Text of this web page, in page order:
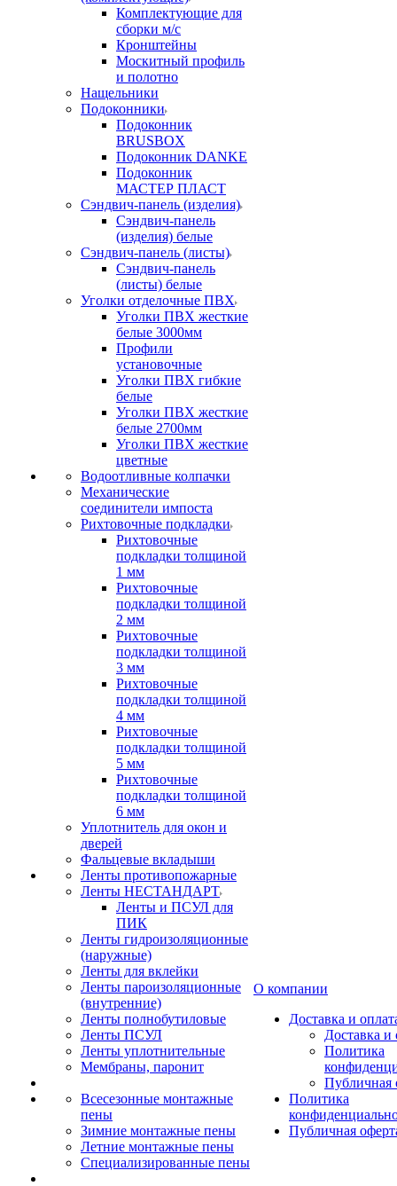
Комплектующие для
сборки м/с
Кронштейны
Москитный профиль
и полотно
Нащельники
Подоконники
Подоконник
BRUSBOX
Подоконник DANKE
Подоконник
МАСТЕР ПЛАСТ
Сэндвич-панель (изделия)
Сэндвич-панель
(изделия) белые
Сэндвич-панель (листы)
Сэндвич-панель
(листы) белые
Уголки отделочные ПВХ
Уголки ПВХ жесткие
белые 3000мм
Профили
установочные
Уголки ПВХ гибкие
белые
Уголки ПВХ жесткие
белые 2700мм
Уголки ПВХ жесткие
цветные
Водоотливные колпачки
Механические
соединители импоста
Рихтовочные подкладки
Рихтовочные
подкладки толщиной
1 мм
Рихтовочные
подкладки толщиной
2 мм
Рихтовочные
подкладки толщиной
3 мм
Рихтовочные
подкладки толщиной
4 мм
Рихтовочные
подкладки толщиной
5 мм
Рихтовочные
подкладки толщиной
6 мм
Уплотнитель для окон и
дверей
Фальцевые вкладыши
Ленты противопожарные
Ленты НЕСТАНДАРТ
Ленты и ПСУЛ для
ПИК
Ленты гидроизоляционные
(наружные)
Ленты для вклейки
Ленты пароизоляционные
(внутренние)
Ленты полнобутиловые
Ленты ПСУЛ
Ленты уплотнительные
Мембраны, паронит
Всесезонные монтажные
пены
Зимние монтажные пены
Летние монтажные пены
Специализированные пены
О компании
Доставка и
Доставка и
Политика
Публичная
Политика
Публичная